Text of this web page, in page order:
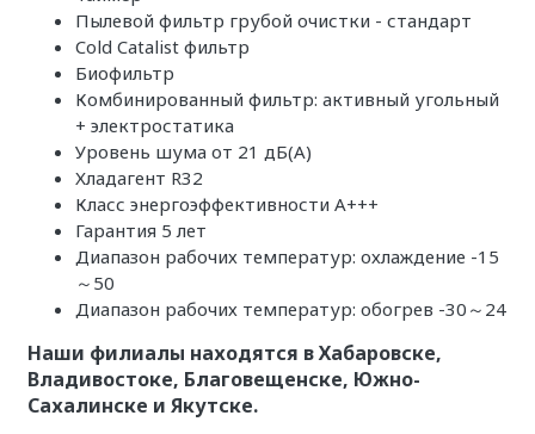
Пылевой фильтр грубой очистки - стандарт
Cold Catalist фильтр
Биофильтр
Комбинированный фильтр: активный угольный
+ электростатика
Уровень шума от 21 дБ(А)
Хладагент R32
Класс энергоэффективности A+++
Гарантия 5 лет
Диапазон рабочих температур: охлаждение -15
～50
Диапазон рабочих температур: обогрев -30～24
Наши филиалы находятся в Хабаровске,
Владивостоке, Благовещенске, Южно-
Сахалинске и Якутске.